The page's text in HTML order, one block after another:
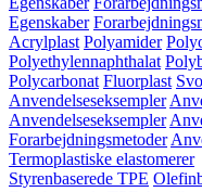
Egenskaber
Acrylplast Polyamider
Polyethylennaphthalat
Polycarbonat Fluorplast
Anvendelseseksempler
Anvendelseseksempler
Forarbejdningsmetoder
Termoplastiske elastomerer
Styrenbaserede TPE